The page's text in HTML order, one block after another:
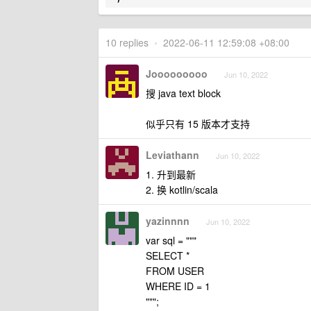
10 replies • 2022-06-11 12:59:08 +08:00
Jooooooooo Jun 10, 2022
搜 java text block
似乎只有 15 版本才支持
Leviathann Jun 10, 2022
1. 升到最新
2. 换 kotlin/scala
yazinnnn Jun 10, 2022
var sql = """
SELECT *
FROM USER
WHERE ID = 1
""";